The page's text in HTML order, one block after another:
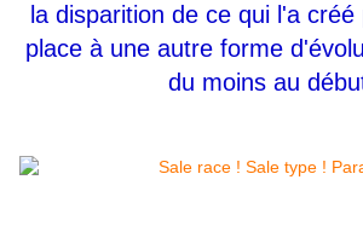
la disparition de ce qui l'a
place à une autre forme
du moins au